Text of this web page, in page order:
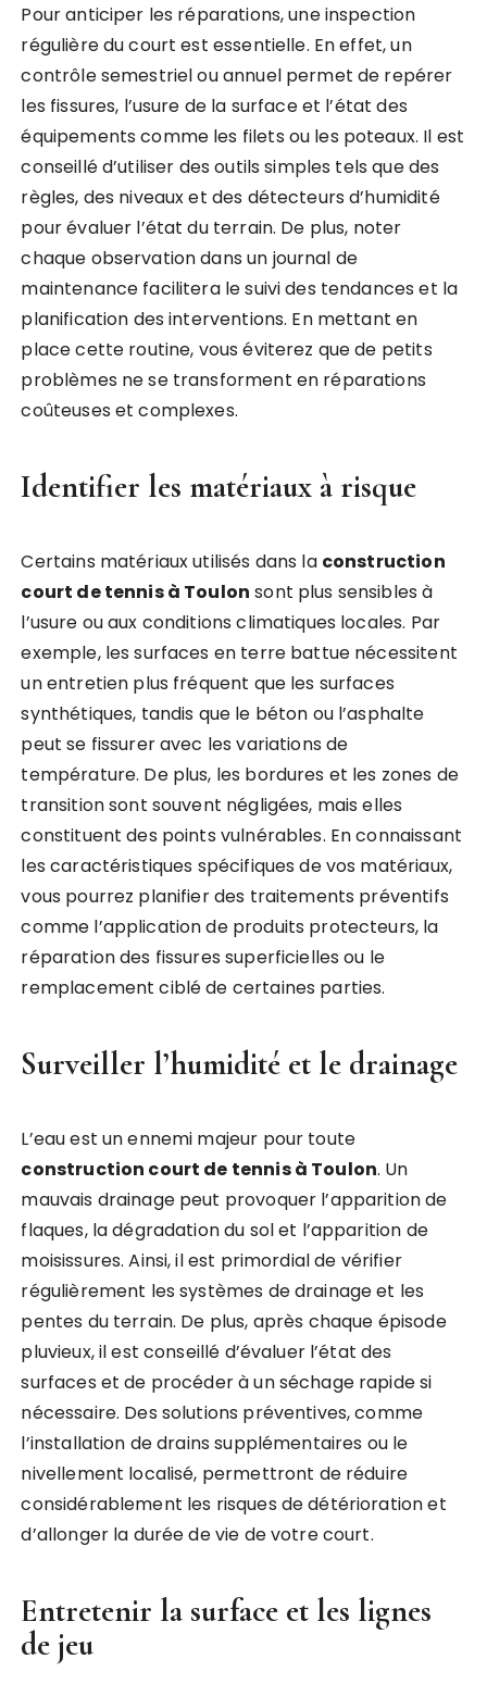
Pour anticiper les réparations, une inspection
régulière du court est essentielle. En effet, un
contrôle semestriel ou annuel permet de repérer
les fissures, l’usure de la surface et l’état des
équipements comme les filets ou les poteaux. Il est
conseillé d’utiliser des outils simples tels que des
règles, des niveaux et des détecteurs d’humidité
pour évaluer l’état du terrain. De plus, noter
chaque observation dans un journal de
maintenance facilitera le suivi des tendances et la
planification des interventions. En mettant en
place cette routine, vous éviterez que de petits
problèmes ne se transforment en réparations
coûteuses et complexes.
Identifier les matériaux à risque
Certains matériaux utilisés dans la construction
court de tennis à Toulon sont plus sensibles à
l’usure ou aux conditions climatiques locales. Par
exemple, les surfaces en terre battue nécessitent
un entretien plus fréquent que les surfaces
synthétiques, tandis que le béton ou l’asphalte
peut se fissurer avec les variations de
température. De plus, les bordures et les zones de
transition sont souvent négligées, mais elles
constituent des points vulnérables. En connaissant
les caractéristiques spécifiques de vos matériaux,
vous pourrez planifier des traitements préventifs
comme l’application de produits protecteurs, la
réparation des fissures superficielles ou le
remplacement ciblé de certaines parties.
Surveiller l’humidité et le drainage
L’eau est un ennemi majeur pour toute
construction court de tennis à Toulon. Un
mauvais drainage peut provoquer l’apparition de
flaques, la dégradation du sol et l’apparition de
moisissures. Ainsi, il est primordial de vérifier
régulièrement les systèmes de drainage et les
pentes du terrain. De plus, après chaque épisode
pluvieux, il est conseillé d’évaluer l’état des
surfaces et de procéder à un séchage rapide si
nécessaire. Des solutions préventives, comme
l’installation de drains supplémentaires ou le
nivellement localisé, permettront de réduire
considérablement les risques de détérioration et
d’allonger la durée de vie de votre court.
Entretenir la surface et les lignes
de jeu